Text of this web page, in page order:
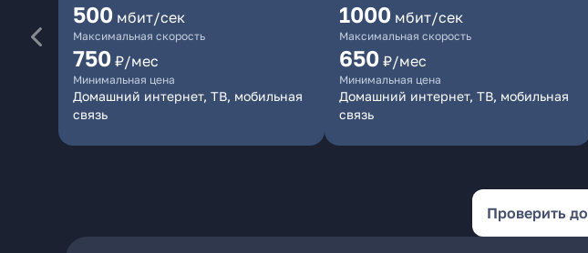
500 мбит/сек
Максимальная скорость
750 ₽/мес
Минимальная цена
Домашний интернет, ТВ, мобильная
связь
1000 мбит/сек
Максимальная скорость
650 ₽/мес
Минимальная цена
Домашний интернет, ТВ, мобильная
связь
Проверить